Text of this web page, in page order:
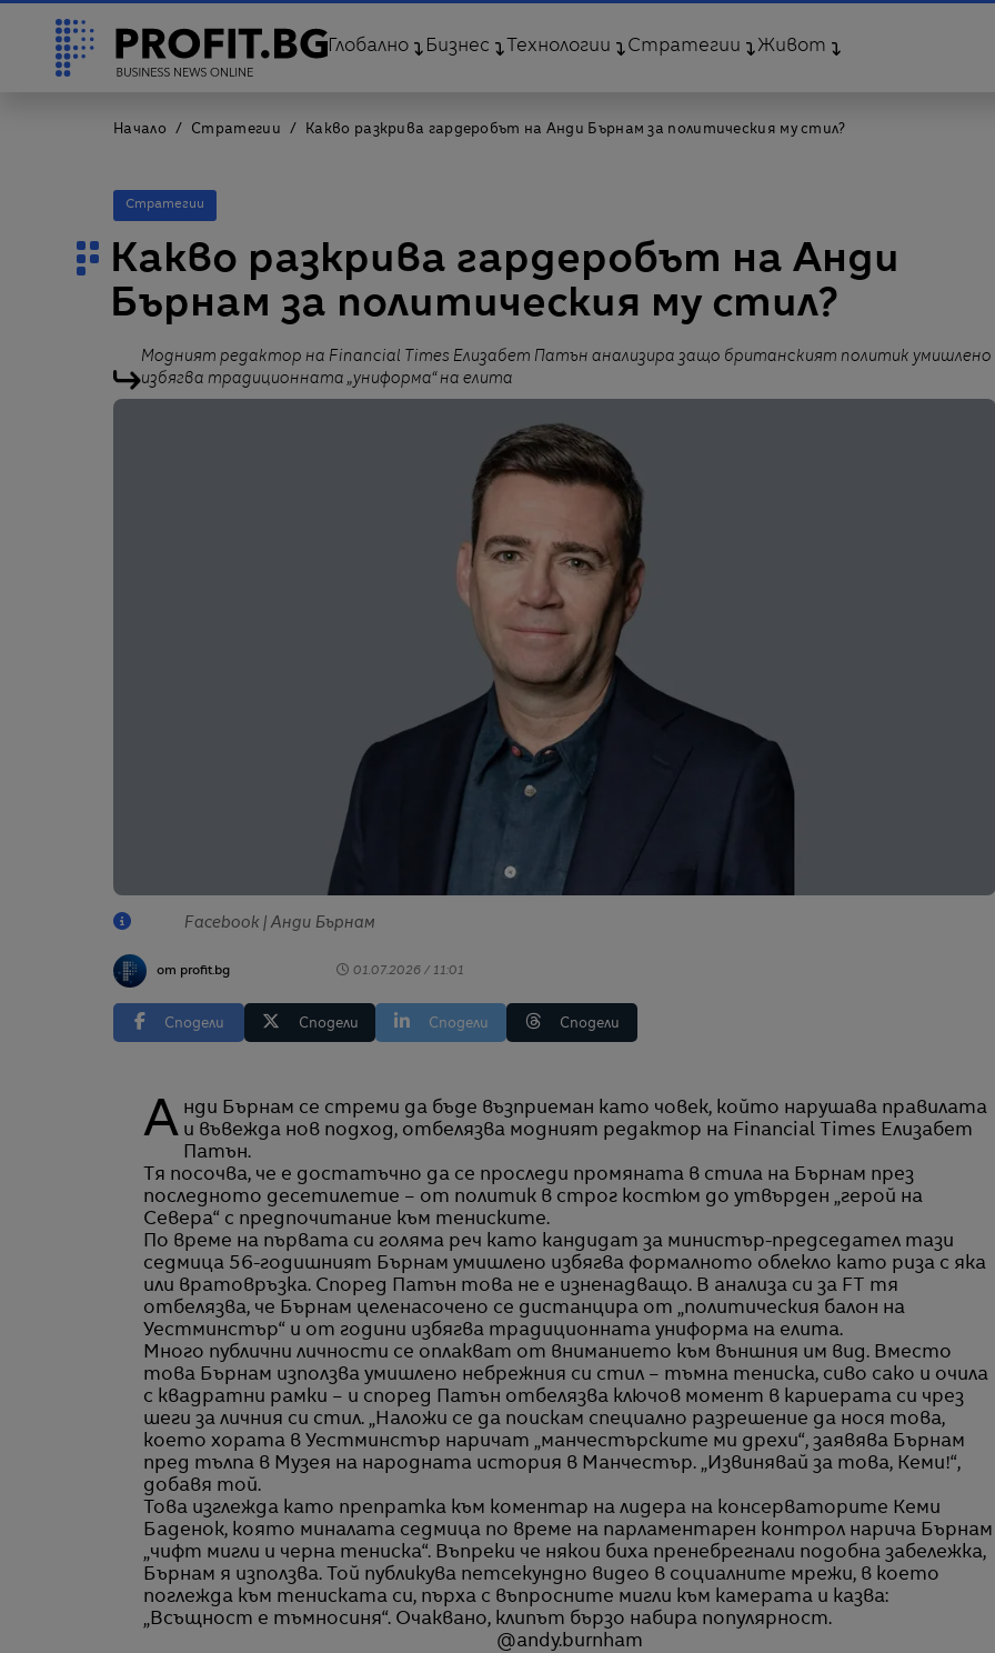
Глобално Бизнес Технологии Стратегии Живот
Начало Стратегии Какво разкрива гардеробът на Анди Бърнам за политическия му стил?
Стратегии
Какво разкрива гардеробът на Анди
Бърнам за политическия му стил?
Модният редактор на Financial Times Елизабет Патън анализира защо британският политик умишлено
избягва традиционната „униформа“ на елита
Facebook | Анди Бърнам
от profit.bg 01.07.2026 / 11:01
Сподели Сподели Сподели Сподели
Анди Бърнам се стреми да бъде възприеман като човек, който нарушава правилата и въвежда нов подход, отбелязва модният редактор на Financial Times Елизабет
Патън.
Тя посочва, че е достатъчно да се проследи промяната в стила на Бърнам през
последното десетилетие – от политик в строг костюм до утвърден „герой на
Севера“ с предпочитание към тениските.
По време на първата си голяма реч като кандидат за министър-председател тази
седмица 56-годишният Бърнам умишлено избягва формалното облекло като риза с яка
или вратовръзка. Според Патън това не е изненадващо. В анализа си за FT тя
отбелязва, че Бърнам целенасочено се дистанцира от „политическия балон на
Уестминстър“ и от години избягва традиционната униформа на елита.
Много публични личности се оплакват от вниманието към външния им вид. Вместо
това Бърнам използва умишлено небрежния си стил – тъмна тениска, сиво сако и очила
с квадратни рамки – и според Патън отбелязва ключов момент в кариерата си чрез
шеги за личния си стил. „Наложи се да поискам специално разрешение да нося това,
което хората в Уестминстър наричат „манчестърските ми дрехи“, заявява Бърнам
пред тълпа в Музея на народната история в Манчестър. „Извинявай за това, Кеми!“,
добавя той.
Това изглежда като препратка към коментар на лидера на консерваторите Кеми
Баденок, която миналата седмица по време на парламентарен контрол нарича Бърнам
„чифт мигли и черна тениска“. Въпреки че някои биха пренебрегнали подобна забележка,
Бърнам я използва. Той публикува петсекундно видео в социалните мрежи, в което
поглежда към тениската си, пърха с въпросните мигли към камерата и казва:
„Всъщност е тъмносиня“. Очаквано, клипът бързо набира популярност.
@andy.burnham